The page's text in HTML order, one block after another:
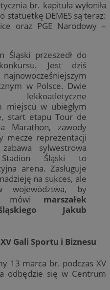
br. kapituła wyłoniła
statuetkę DEMES są teraz:
oraz PGE Narodowy –
Śląski przeszedł do
Jest dziś
w Polsce. Dwie
miejscu w ubiegłym
start etapu Tour de
Marathon, zawody
mecze reprezentacji
sylwestrowa
Śląski to
arena. Zasługuje
na sukces, ale
województwa, by
mówi marszałek
Jakub
Gali Sportu i Biznesu
13 marca br. podczas XV
odbędzie się w Centrum